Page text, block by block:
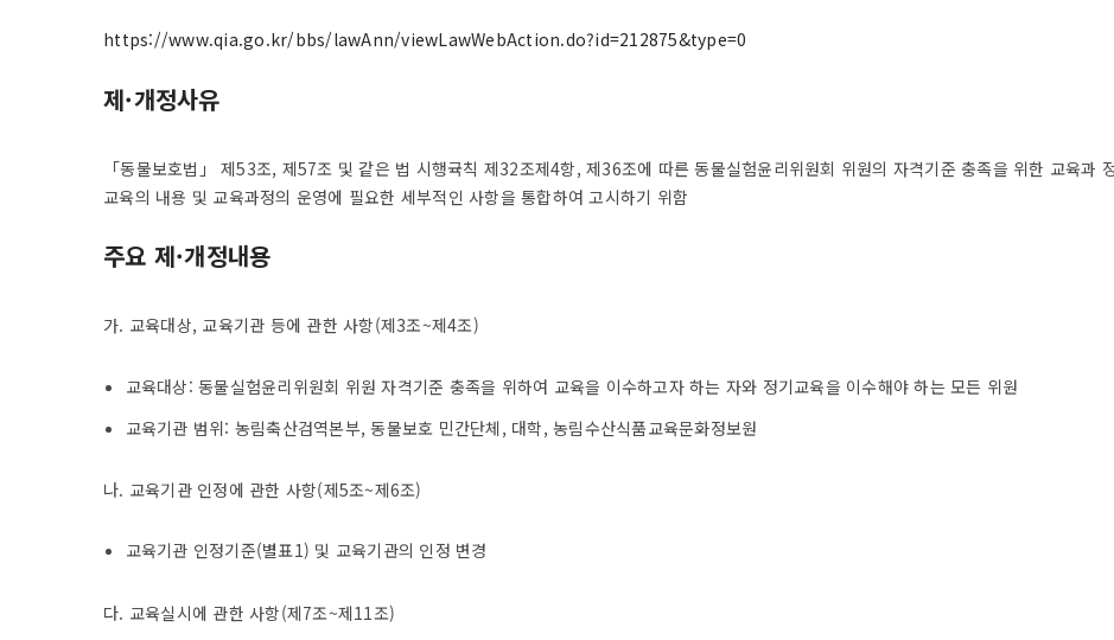
https://www.qia.go.kr/bbs/lawAnn/viewLawWebAction.do?id=212875&type=0
제·개정사유
「동물보호법」 제53조, 제57조 및 같은 법 시행귝칙 제32조제4항, 제36조에 따른 동물실험윤리위원회 위원의 자격기준 충족을 위한 교육과
교육의 내용 및 교육과정의 운영에 필요한 세부적인 사항을 통합하여 고시하기 위함
주요 제·개정내용
가. 교육대상, 교육기관 등에 관한 사항(제3조~제4조)
교육대상: 동물실험윤리위원회 위원 자격기준 충족을 위하여 교육을 이수하고자 하는 자와 정기교육을 이수해야 하는 모든 위원
교육기관 범위: 농림축산검역본부, 동물보호 민간단체, 대학, 농림수산식품교육문화정보원
나. 교육기관 인정에 관한 사항(제5조~제6조)
교육기관 인정기준(별표1) 및 교육기관의 인정 변경
다. 교육실시에 관한 사항(제7조~제11조)